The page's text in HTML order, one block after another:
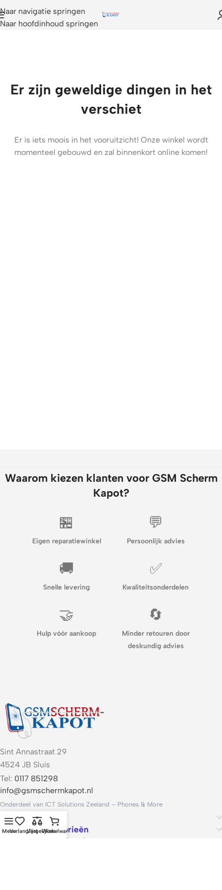
Naar navigatie springen
Naar hoofdinhoud springen
Er zijn geweldige dingen in het
verschiet
Er is iets moois in het vooruitzicht! Onze winkel wordt
momenteel gebouwd en zal binnenkort online komen!
Waarom kiezen klanten voor GSM Scherm
Kapot?
🏪
Eigen reparatiewinkel
💬
Persoonlijk advies
🚚
Snelle levering
✅
Kwaliteitsonderdelen
🤝
Hulp vóór aankoop
🔄
Minder retouren door
deskundig advies
Sint Annastraat 29
4524 JB Sluis
Tel: 0117 851298
info@gsmschermkapot.nl
Onderdeel van ICT Solutions Zeeland – Phones & More
Handige links
Populaire categorieën
Voorwaarden & Service
MenuVerlanglijstVergelijkenWinkelwagen